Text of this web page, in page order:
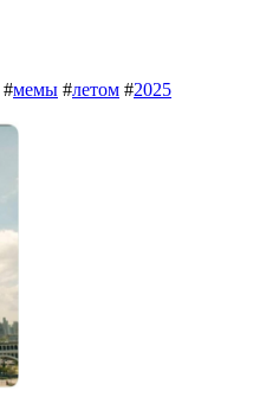
#мемы #летом #2025